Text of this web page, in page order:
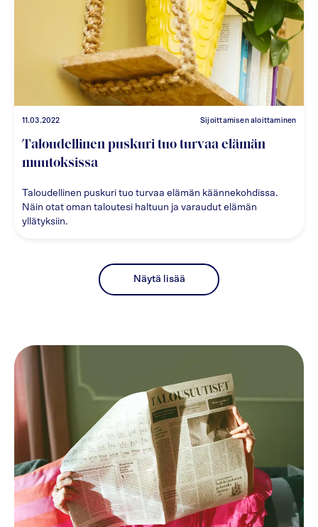
11.03.2022 Sijoittamisen aloittaminen
Taloudellinen puskuri tuo turvaa elämän
muutoksissa
Taloudellinen puskuri tuo turvaa elämän käännekohdissa.
Näin otat oman taloutesi haltuun ja varaudut elämän
yllätyksiin.
Näytä lisää